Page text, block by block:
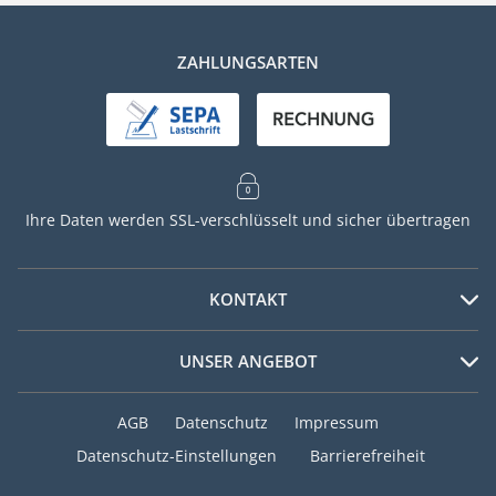
ZAHLUNGSARTEN
Ihre Daten werden SSL-verschlüsselt und sicher übertragen
KONTAKT
Sa 9:00 – 14:00 Uhr
UNSER ANGEBOT
Bunte
AGB Datenschutz
Impressum
Datenschutz-Einstellungen
Barrierefreiheit